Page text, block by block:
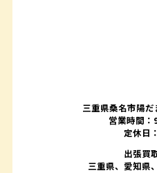
三重県桑名市陽
営業時間：
定休日
出張買
三重県、愛知県